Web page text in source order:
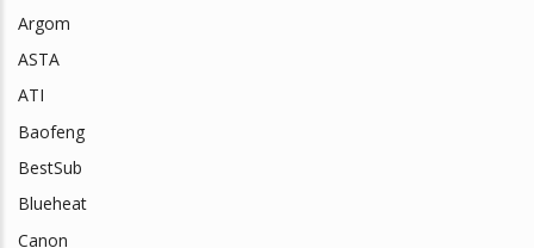
Argom
ASTA
ATI
Baofeng
BestSub
Blueheat
Canon